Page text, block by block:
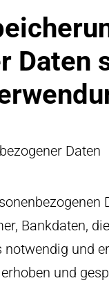
Daten
Daten
Bankdaten,
und
und